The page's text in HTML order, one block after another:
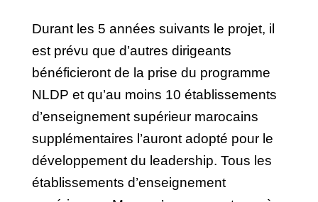
Durant les 5 années suivants le projet, il
est prévu que d’autres dirigeants
bénéficieront de la prise du programme
NLDP et qu’au moins 10 établissements
d’enseignement supérieur marocains
supplémentaires l’auront adopté pour le
développement du leadership. Tous les
établissements d’enseignement